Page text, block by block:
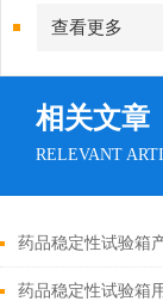
查看更多
相关文章
RELEVANT
药品稳定性试验箱
药品稳定性试验箱